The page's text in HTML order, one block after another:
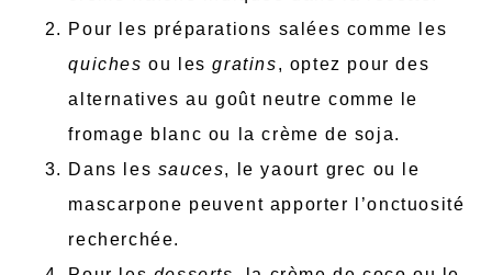
Pour les préparations salées comme les
quiches ou lesgratins, optez pour des
alternatives au goût neutre comme le
fromage blanc ou la crème de soja.
Dans les sauces, le yaourt grec ou le
mascarpone peuvent apporter l’onctuosité
recherchée.